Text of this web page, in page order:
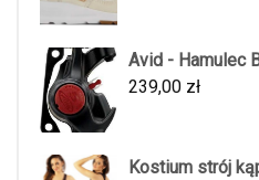
Avid - Hamulec
239,00 zł
Kostium strój